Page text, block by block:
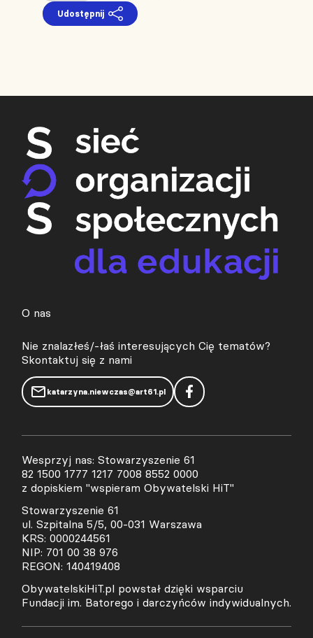
Udostępnij
O nas
Nie znalazłeś/-łaś interesujących Cię tematów?
Skontaktuj się z nami
katarzyna.niewczas@art61.pl
Wesprzyj nas: Stowarzyszenie 61
82 1500 1777 1217 7008 8552 0000
z dopiskiem "wspieram Obywatelski HiT"
Stowarzyszenie 61
ul. Szpitalna 5/5, 00-031 Warszawa
KRS: 0000244561
NIP: 701 00 38 976
REGON: 140419408
ObywatelskiHiT.pl powstał dzięki wsparciu
Fundacji im. Batorego i darczyńców indywidualnych.